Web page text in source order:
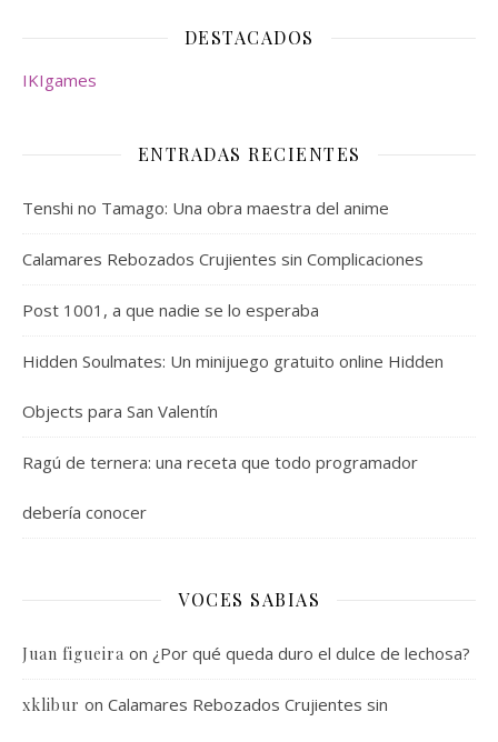
DESTACADOS
IKIgames
ENTRADAS RECIENTES
Tenshi no Tamago: Una obra maestra del anime
Calamares Rebozados Crujientes sin Complicaciones
Post 1001, a que nadie se lo esperaba
Hidden Soulmates: Un minijuego gratuito online Hidden
Objects para San Valentín
Ragú de ternera: una receta que todo programador
debería conocer
VOCES SABIAS
Juan figueira on ¿Por qué queda duro el dulce de lechosa?
xklibur on Calamares Rebozados Crujientes sin